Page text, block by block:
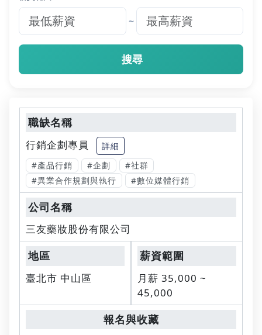
~
搜尋
行銷企劃專員
詳細
#產品行銷
#企劃
#社群
#異業合作規劃與執行
#數位媒體行銷
三友藥妝股份有限公司
臺北市 中山區
月薪 35,000 ~
45,000